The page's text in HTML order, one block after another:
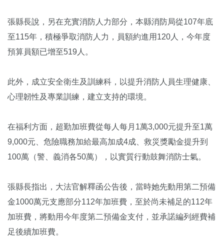
張縣長說，另在充實消防人力部分，本縣消防局從107年底
至115年，積極爭取消防人力，員額約進用120人，今年度
預算員額已增至519人。
此外，成立安全衛生及訓練科，以提升消防人員生理健康、
心理韌性及專業訓練，建立支持的環境。
在福利方面，超勤加班費從每人每月1萬3,000元提升至1萬
9,000元、危險職務加給最高加成4成、救災獎勵金提升到
100萬（警、義消各50萬），以實質行動鼓舞消防士氣。
張縣長指出，大法官解釋函公告後，當時她先動用第二預備
金1000萬元支應部分112年加班費，至於尚未補足的112年
加班費，將動用今年度第二預備金支付，並承諾編列經費補
足後續加班費。